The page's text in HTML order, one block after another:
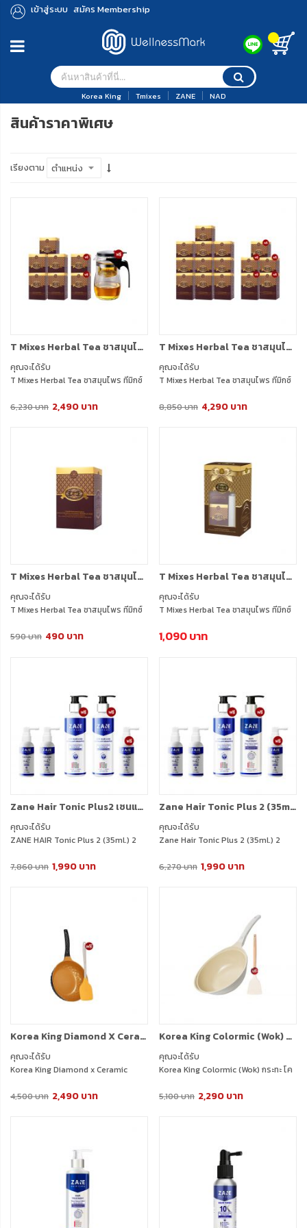
เข้าสู่ระบบ สมัคร Membership
Korea King Tmixes ZANE NAD
สินค้าราคาพิเศษ
เรียงตาม
T Mixes Herbal Tea ชาสมุนไพร ทีมิกซ์ (10ซอง) 5 กล่อง + แถมฟรี T Mixes Herbal Tea (10ซอง) 2 กล่อง + กาชงชา (750ml.) 1 ใบ
คุณจะได้รับ
T Mixes Herbal Tea ชาสมุนไพร ทีมิกซ์
Herbal Tea (10ซอง) 2 กล่อง + กาชงชา
2,490 บาท
6,230 บาท
T Mixes Herbal Tea ชาสมุนไพร ทีมิกซ์ (10ซอง) 10 กล่อง + แถมฟรี T Mixes Herbal Tea (10ซอง) 5 กล่อง
คุณจะได้รับ
T Mixes Herbal Tea ชาสมุนไพร ทีมิกซ์
แถมฟรี T Mixes Herbal Tea (10ซอง) 5
4,290 บาท
8,850 บาท
T Mixes Herbal Tea ชาสมุนไพร ทีมิกซ์ (10ซอง) 1 กล่อง
คุณจะได้รับ
T Mixes Herbal Tea ชาสมุนไพร ทีมิกซ์
490 บาท
590 บาท
T Mixes Herbal Tea ชาสมุนไพร ทีมิกซ์ (10ซอง) 2 กล่อง + แถมกระบอกชงชา 1 อัน BOX SET
คุณจะได้รับ
T Mixes Herbal Tea ชาสมุนไพร ทีมิกซ์
1,090 บาท
Zane Hair Tonic Plus2 เซนแฮร์ โทนิค พลัส ทู (35ml.) 2 กล่อง + แถมฟรี Zane Shampoo (200ml.) 2 กล่อง + Tonic พกพา (35ml.) 1 กล่อง
คุณจะได้รับ
ZANE HAIR Tonic Plus 2 (35ml.) 2
แถมฟรี Zane Shampoo (200ml.) 2
1,990 บาท
7,860 บาท
Zane Hair Tonic Plus 2 (35ml.) 2 กล่อง + Zane Hair Tonic (35ml.) 1 กล่อง + แถมฟรี Zane Shampoo (200ml.) 1 กล่อง + ZANE Treatment (200ml.) 1 ขวด
คุณจะได้รับ
Zane Hair Tonic Plus 2 (35ml.) 2
Zane Hair Tonic Plus 2 (35ml.) 1
ZANE Treatment (200ml.) 1 ขวด
Zane Hair Tonic (35ml.) 1 กล่อง
1,990 บาท
6,270 บาท
Korea King Diamond X Ceramic (Gold) กระทะ โคเรียคิง ไดมอนด์ เอ็กซ์ เซรามิก (สีทอง) (28cm) 1 ใบ + แถมฟรี ตะหลิว ซิลิโคน 1 อัน
คุณจะได้รับ
Korea King Diamond x Ceramic
เซรามิก (สีทอง) (28cm) 1 ใบ + แถมฟรี
2,490 บาท
4,500 บาท
Korea King Colormic (Wok) กระทะ โคเรียคิง คัลเลอมิค ก้นลึก (26cm) 1 ใบ + แถมฟรี ตะหลิว (สีขาว) 1 อัน
คุณจะได้รับ
Korea King Colormic (Wok) กระทะ โค
แถมฟรี ตะหลิว (สีขาว) 1 อัน
2,290 บาท
5,100 บาท